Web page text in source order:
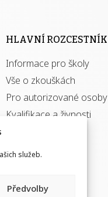
služeb.
Předvolby
kvalifikací jisté
získávání
autorizací?
HLAVNÍ ROZCESTNÍK
Informace pro školy
Vše o zkouškách
Pro autorizované osoby
Kvalifikace a živnosti